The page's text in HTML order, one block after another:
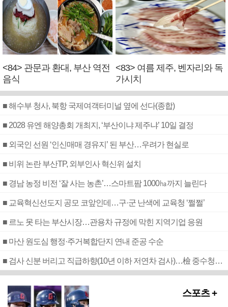
<84> 관문과 환대, 부산 역전
음식
<83> 여름 제주, 벤자리와 독
가시치
■ 해수부 청사, 북항 국제여객터미널 옆에 선다(종합)
■ 2028 유엔 해양총회 개최지, ‘부산이냐 제주냐’ 10일 결정
■ 외국인 선원 ‘인신매매 경유지’ 된 부산…우려가 현실로
■ 비위 논란 부산TP, 외부인사 혁신위 설치
■ 경남 농정 비전 ‘잘 사는 농촌’…스마트팜 1000㏊까지 늘린다
■ 교육혁신선도지 공모 코앞인데…구·군 난색에 교육청 ‘쩔쩔’
■ 르노 못 타는 부산시장…관용차 규정에 막힌 지역기업 응원
■ 마산 원도심 행정·주거복합단지 연내 준공 수순
■ 검사 신분 버리고 직급하향(10년 이하 저연차 검사)…檢 중수청행 기피
스포츠 +